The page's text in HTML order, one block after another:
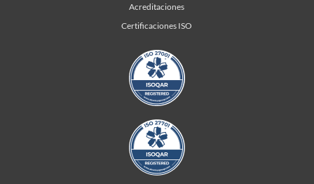
Acreditaciones
Certificaciones ISO